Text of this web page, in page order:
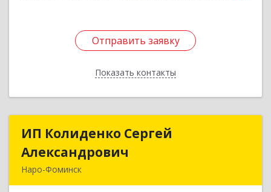
Отправить заявку
Показать контакты
Отправить заявку
Назад
ИП Колиденко Сергей
Александрович
Наро-Фоминск
ИП Колиденко Сергей